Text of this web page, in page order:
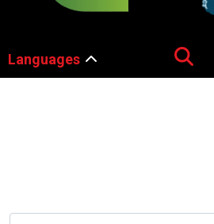
Languages